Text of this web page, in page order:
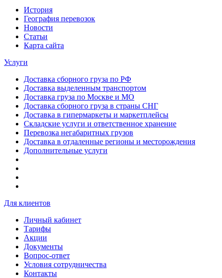
История
География перевозок
Новости
Статьи
Карта сайта
Услуги
Доставка сборного груза по РФ
Доставка выделенным транспортом
Доставка груза по Москве и МО
Доставка сборного груза в страны СНГ
Доставка в гипермаркеты и маркетплейсы
Складские услуги и ответственное хранение
Перевозка негабаритных грузов
Доставка в отдаленные регионы и месторождения
Дополнительные услуги
Для клиентов
Личный кабинет
Тарифы
Акции
Документы
Вопрос-ответ
Условия сотрудничества
Контакты